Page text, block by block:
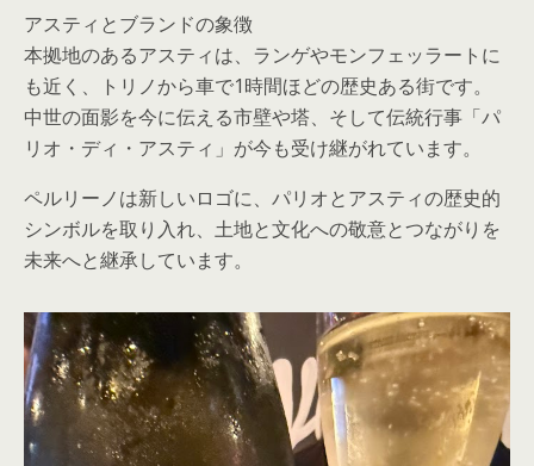
アスティとブランドの象徴
本拠地のあるアスティは、ランゲやモンフェッラートに
も近く、トリノから車で1時間ほどの歴史ある街です。
中世の面影を今に伝える市壁や塔、そして伝統行事「パ
リオ・ディ・アスティ」が今も受け継がれています。
ペルリーノは新しいロゴに、パリオとアスティの歴史的
シンボルを取り入れ、土地と文化への敬意とつながりを
未来へと継承しています。